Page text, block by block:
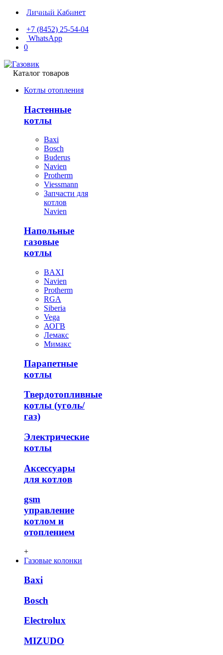
Личный Кабинет
+7 (8452) 25-54-04
WhatsApp
0
Каталог товаров
Котлы отопления
Настенные
котлы
Baxi
Bosch
Buderus
Navien
Protherm
Viessmann
Запчасти для
котлов
Navien
Напольные
газовые
котлы
BAXI
Navien
Protherm
RGA
Siberia
Vega
АОГВ
Лемакс
Мимакс
Парапетные
котлы
Твердотопливные
котлы (уголь/
газ)
Электрические
котлы
Аксессуары
для котлов
gsm
управление
котлом и
отоплением
+
Газовые колонки
Baxi
Bosch
Electrolux
MIZUDO